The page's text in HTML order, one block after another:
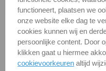
1587
-
A4
excl.btw
excl.btw
m12 /
1587-4-
functioneert, plaatsen we
onze website elke dag te
cookies kunnen wij en
persoonlijke content. Door
klikken gaat u hiermee
cookievoorkeuren altijd